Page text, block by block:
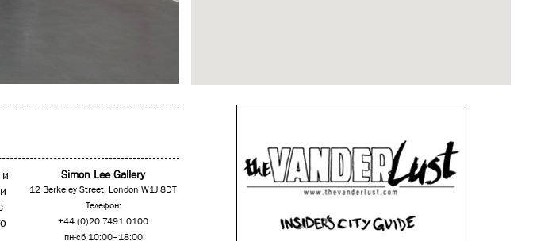
Simon Lee Gallery
12 Berkeley Street, London W1J 8DT
Телефон:
+44 (0)20 7491 0100
пн-сб 10:00–18:00